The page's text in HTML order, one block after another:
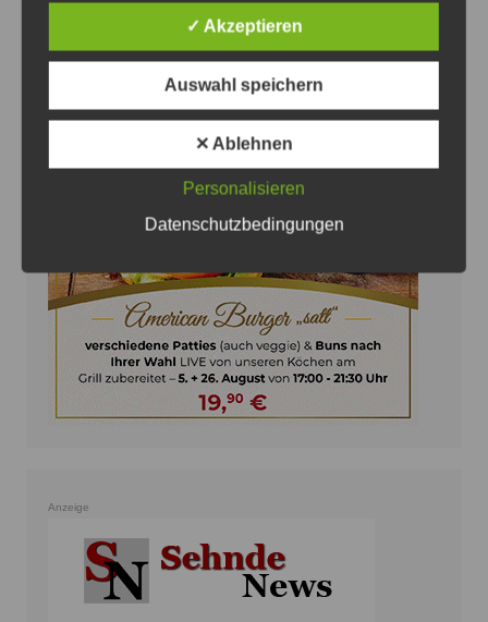
Anzeige
✓ Akzeptieren
Auswahl speichern
✕ Ablehnen
Personalisieren
Datenschutzbedingungen